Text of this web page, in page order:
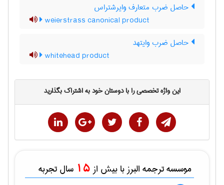
حاصل ضرب متعارف وایرشتراس
weierstrass canonical product
حاصل ضرب وایتهد
whitehead product
این واژه تخصصی را با دوستان خود به اشتراک بگذارید
موسسه ترجمه البرز با بیش از 15 سال تجربه